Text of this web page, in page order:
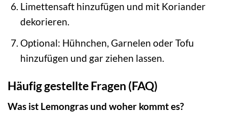
Limettensaft hinzufügen und mit Koriander
dekorieren.
Optional: Hühnchen, Garnelen oder Tofu
hinzufügen und gar ziehen lassen.
Häufig gestellte Fragen (FAQ)
Was ist Lemongras und woher kommt es?